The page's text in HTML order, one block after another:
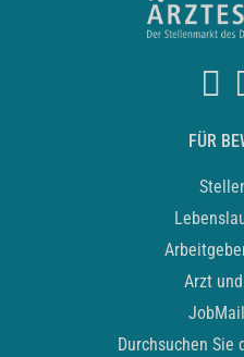
FÜR
Arzt
Durchsuchen Sie